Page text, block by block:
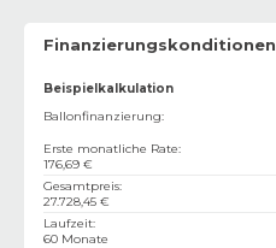
Finanzierungskonditionen
Beispielkalkulation
Ballonfinanzierung:
Erste monatliche Rate:
176,69 €
Gesamtpreis:
27.728,45 €
Laufzeit:
60 Monate